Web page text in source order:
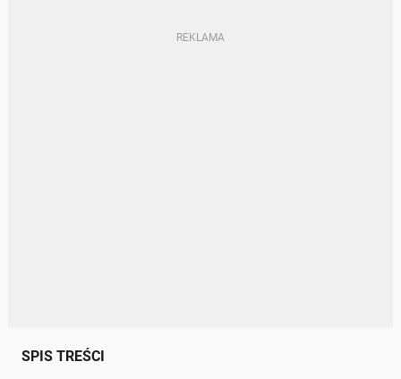
SPIS TREŚCI